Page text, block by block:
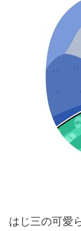
はじ三の可愛